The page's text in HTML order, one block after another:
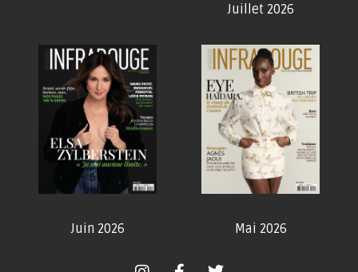
Juillet 2026
Juin 2026 Mai 2026